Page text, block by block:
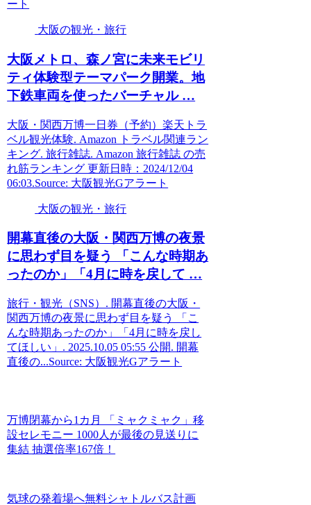
ート
大阪の観光・旅行
大阪メトロ、森ノ宮に未来モビリ
ティ体験型テーマパーク開業。地
下鉄車両を使ったバーチャル …
大阪・関西万博一日券（予約）楽天トラ
ベル観光体験. Amazon トラベル関連ラン
キング. 旅行雑誌. Amazon 旅行雑誌 の売
れ筋ランキング 更新日時：2024/12/04
06:03.Source: 大阪観光Gアラート
大阪の観光・旅行
開幕直後の大阪 ・関西万博の夜景
に思わず目を疑う 「こんな時期あ
ったのか」「4月に時を戻して …
旅行・観光（SNS）. 開幕直後の大阪・
関西万博の夜景に思わず目を疑う 「こ
んな時期あったのか」「4月に時を戻し
てほしい」. 2025.10.05 05:55 公開. 開幕
直後の...Source: 大阪観光Gアラート
万博閉幕から1カ月 「ミャクミャク」移
設セレモニー 1000人が最後の見送りに
集結 抽選倍率167倍！
気球の発着場へ無料シャトルバス計画